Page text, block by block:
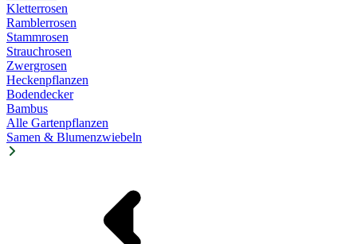
Kletterrosen
Ramblerrosen
Stammrosen
Strauchrosen
Zwergrosen
Heckenpflanzen
Bodendecker
Bambus
Alle Gartenpflanzen
Samen & Blumenzwiebeln